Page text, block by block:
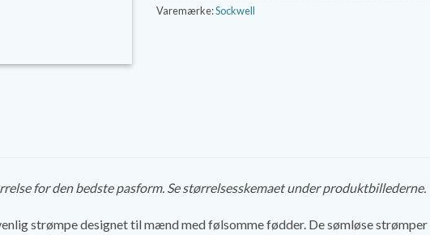
Varemærke:Sockwell
for den bedste pasform. Se størrelsesskemaet under produktbillederne.
strømpe designet til mænd med følsomme fødder. De sømløse